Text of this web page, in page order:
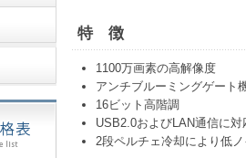
特 徴
1100万画素の高解像度
アンチブルーミングゲート
16ビット高階調
USB2.0およびLAN通信に対
2段ペルチェ冷却により低